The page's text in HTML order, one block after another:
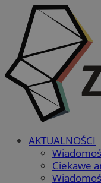
AKTUALNOŚCI
Ciekawe